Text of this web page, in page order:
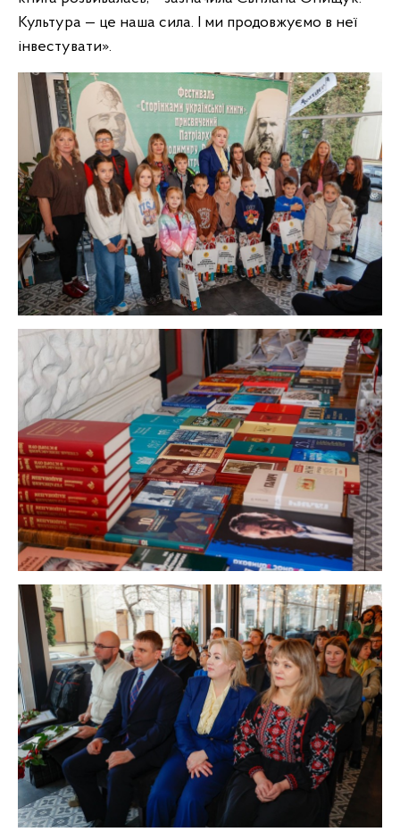
Культура — це наша сила. І ми продовжуємо в неї
інвестувати».